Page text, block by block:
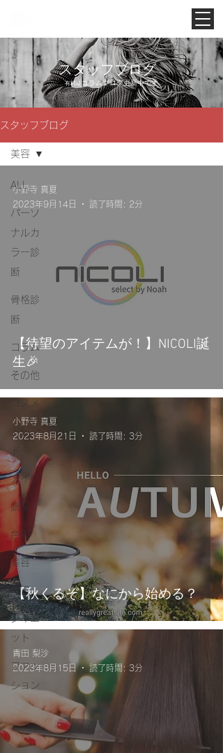
スタッフブログ
有料級 ​コラムブログ更新中です
スタッフブログ
ALL
パーソ
ナルカ
ラー診
断
骨格診
断
コラム
その他
コスメ
トレン
メイク
講座
色彩
美容
休日
ダイエ
ット
ファッ
ション
美容
【待望のアイテムが！】NICOLI誕
生🎉
小野寺 真夏
2023年9月14日
読了時間: 2分
【秋くるぞ】なにから始める？
小野寺 真夏
2023年8月21日
読了時間: 3分
青田 梨沙
2023年8月15日
読了時間: 3分